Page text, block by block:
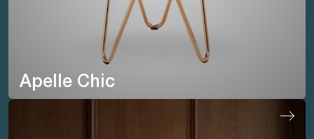
Apelle Chic